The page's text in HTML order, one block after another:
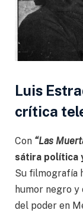
Luis
crítica
Con “Las
sátira política
Su filmografía
humor negro y
del poder en